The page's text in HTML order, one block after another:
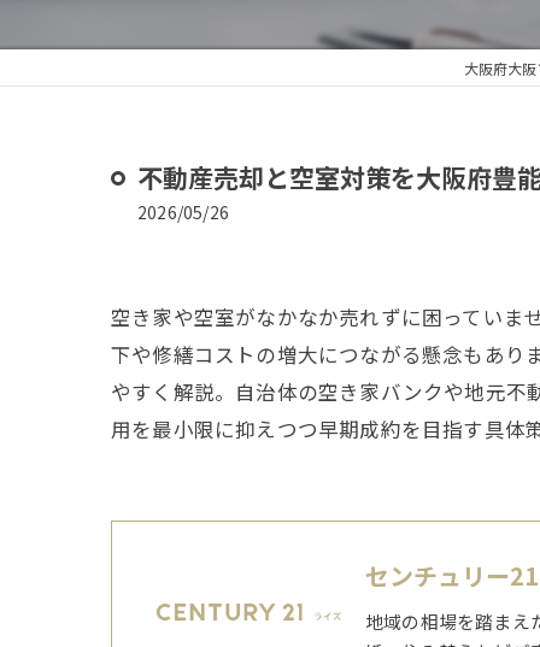
大阪府大
不動産売却と空室対策を大阪府豊
2026/05/26
空き家や空室がなかなか売れずに困っていま
下や修繕コストの増大につながる懸念もあり
やすく解説。自治体の空き家バンクや地元
用を最小限に抑えつつ早期成約を目指す具体
センチュリー
地域の相場を踏まえ